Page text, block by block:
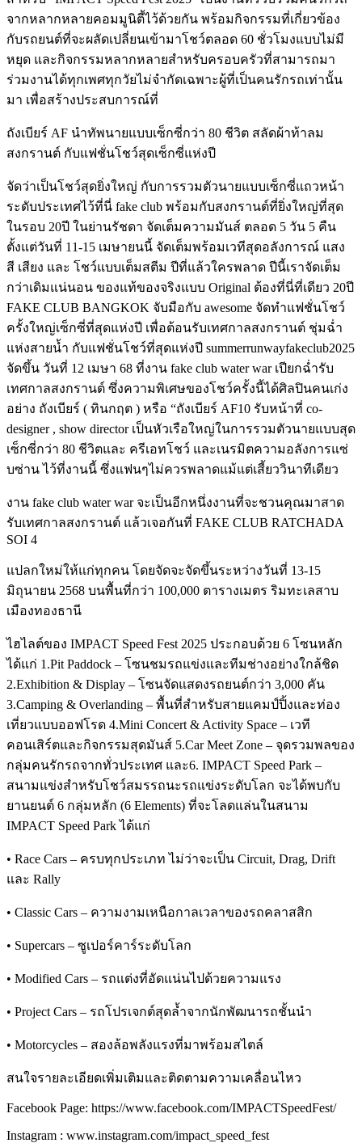
จากหลากหลายคอมมูนิตี้ไว้ด้วยกัน พร้อมกิจกรรมที่เกี่ยวข้อง
กับรถยนต์ที่จะผลัดเปลี่ยนเข้ามาโชว์ตลอด 60 ชั่วโมงแบบไม่มี
หยุด และกิจกรรมหลากหลายสำหรับครอบครัวที่สามารถมา
ร่วมงานได้ทุกเพศทุกวัยไม่จำกัดเฉพาะผู้ที่เป็นคนรักรถเท่านั้น
มา เพื่อสร้างประสบการณ์ที่
ถังเบียร์ AF นำทัพนายแบบเซ็กซี่กว่า 80 ชีวิต สลัดผ้าท้าลม
สงกรานต์ กับแฟชั่นโชว์สุดเซ็กซี่แห่งปี
จัดว่าเป็นโชว์สุดยิ่งใหญ่ กับการรวมตัวนายแบบเซ็กซี่แถวหน้า
ระดับประเทศไว้ที่นี่ fake club พร้อมกับสงกรานต์ที่ยิ่งใหญ่ที่สุด
ในรอบ 20ปี ในย่านรัชดา จัดเต็มความมันส์ ตลอด 5 วัน 5 คืน
ตั้งแต่วันที่ 11-15 เมษายนนี้ จัดเต็มพร้อมเวทีสุดอลังการณ์ แสง
สี เสียง และ โชว์แบบเต็มสตีม ปีที่แล้วใครพลาด ปีนี้เราจัดเต็ม
กว่าเดิมแน่นอน ของแท้ของจริงแบบ Original ต้องที่นี่ที่เดียว 20ปี
FAKE CLUB BANGKOK จับมือกับ awesome จัดทำแฟชั่นโชว์
ครั้งใหญ่เซ็กซี่ที่สุดแห่งปี เพื่อต้อนรับเทศกาลสงกรานต์ ชุ่มฉ่ำ
แห่งสายน้ำ กับแฟชั่นโชว์ที่สุดแห่งปี summerrunwayfakeclub2025
จัดขึ้น วันที่ 12 เมษา 68 ที่งาน fake club water war เปียกฉ่ำรับ
เทศกาลสงกรานต์ ซึ่งความพิเศษของโชว์ครั้งนี้ได้ศิลปินคนเก่ง
อย่าง ถังเบียร์ ( ทินกฤต ) หรือ “ถังเบียร์ AF10 รับหน้าที่ co-
designer , show director เป็นหัวเรือใหญ่ในการรวมตัวนายแบบสุด
เซ็กซี่กว่า 80 ชีวิตและ ครีเอทโชว์ และเนรมิตความอลังการแซ่
บซ่าน ไว้ที่งานนี้ ซึ่งแฟนๆไม่ควรพลาดแม้แต่เสี้ยววินาทีเดียว
งาน fake club water war จะเป็นอีกหนึ่งงานที่จะชวนคุณมาสาด
รับเทศกาลสงกรานต์ แล้วเจอกันที่ FAKE CLUB RATCHADA
SOI 4
แปลกใหม่ให้แก่ทุกคน โดยจัดจะจัดขึ้นระหว่างวันที่ 13-15
มิถุนายน 2568 บนพื้นที่กว่า 100,000 ตารางเมตร ริมทะเลสาบ
เมืองทองธานี
ไฮไลต์ของ IMPACT Speed Fest 2025 ประกอบด้วย 6 โซนหลัก
ได้แก่ 1.Pit Paddock – โซนชมรถแข่งและทีมช่างอย่างใกล้ชิด
2.Exhibition & Display – โซนจัดแสดงรถยนต์กว่า 3,000 คัน
3.Camping & Overlanding – พื้นที่สำหรับสายแคมป์ปิ้งและท่อง
เที่ยวแบบออฟโรด 4.Mini Concert & Activity Space – เวที
คอนเสิร์ตและกิจกรรมสุดมันส์ 5.Car Meet Zone – จุดรวมพลของ
กลุ่มคนรักรถจากทั่วประเทศ และ6. IMPACT Speed Park –
สนามแข่งสำหรับโชว์สมรรถนะรถแข่งระดับโลก จะได้พบกับ
ยานยนต์ 6 กลุ่มหลัก (6 Elements) ที่จะโลดแล่นในสนาม
IMPACT Speed Park ได้แก่
• Race Cars – ครบทุกประเภท ไม่ว่าจะเป็น Circuit, Drag, Drift
และ Rally
• Classic Cars – ความงามเหนือกาลเวลาของรถคลาสสิก
• Supercars – ซูเปอร์คาร์ระดับโลก
• Modified Cars – รถแต่งที่อัดแน่นไปด้วยความแรง
• Project Cars – รถโปรเจกต์สุดล้ำจากนักพัฒนารถชั้นนำ
• Motorcycles – สองล้อพลังแรงที่มาพร้อมสไตล์
สนใจรายละเอียดเพิ่มเติมและติดตามความเคลื่อนไหว
Facebook Page: https://www.facebook.com/IMPACTSpeedFest/
Instagram : www.instagram.com/impact_speed_fest